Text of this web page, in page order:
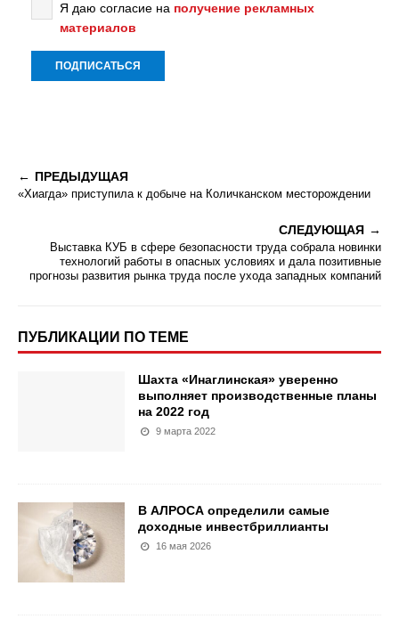
Я даю согласие на получение рекламных
материалов
ПРЕДЫДУЩАЯ
«Хиагда» приступила к добыче на Количканском месторождении
СЛЕДУЮЩАЯ
Выставка КУБ в сфере безопасности труда собрала новинки
технологий работы в опасных условиях и дала позитивные
прогнозы развития рынка труда после ухода западных компаний
ПУБЛИКАЦИИ ПО ТЕМЕ
Шахта «Инаглинская» уверенно
выполняет производственные планы
на 2022 год
9 марта 2022
В АЛРОСА определили самые
доходные инвестбриллианты
16 мая 2026